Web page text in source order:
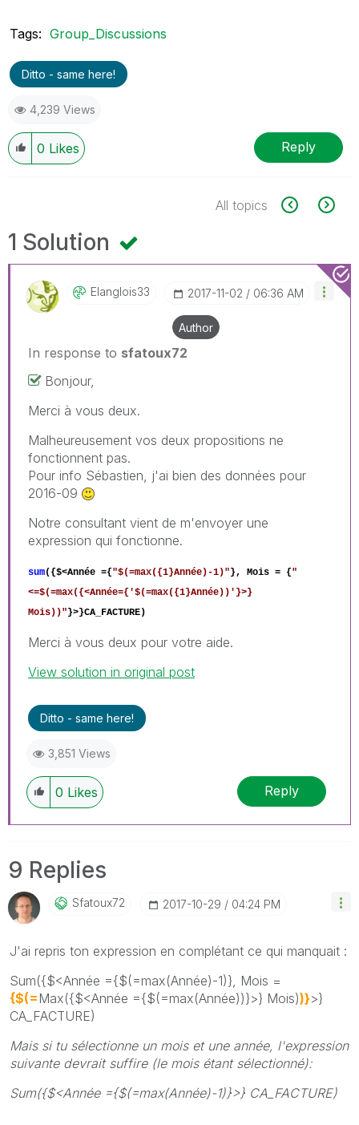
Tags: Group_Discussions
Ditto - same here!
4,239 Views
0 Likes Reply
All topics
1 Solution
Elanglois33 ‎2017-11-02 06:36 AM
Author
In response to sfatoux72
Bonjour,
Merci à vous deux.
Malheureusement vos deux propositions ne
fonctionnent pas.
Pour info Sébastien, j'ai bien des données pour
2016-09
Notre consultant vient de m'envoyer une
expression qui fonctionne.
sum({$<Année ={"$(=max({1}Année)-1)"}, Mois = {"
<=$(=max({<Année={'$(=max({1}Année))'}>}
Mois))"}>}CA_FACTURE)
Merci à vous deux pour votre aide.
View solution in original post
Ditto - same here!
3,851 Views
0 Likes Reply
9 Replies
Sfatoux72 ‎2017-10-29 04:24 PM
J'ai repris ton expression en complétant ce qui manquait :
Sum({$<Année ={$(=max(Année)-1)}, Mois =
{$(= Max({$<Année ={$(=max(Année))}>} Mois))}>}
CA_FACTURE)
Mais si tu sélectionne un mois et une année, l'expression
suivante devrait suffire (le mois étant sélectionné):
Sum({$<Année ={$(=max(Année)-1)}>} CA_FACTURE)